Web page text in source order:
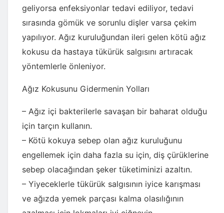
geliyorsa enfeksiyonlar tedavi ediliyor, tedavi
sırasında gömük ve sorunlu dişler varsa çekim
yapılıyor. Ağız kuruluğundan ileri gelen kötü ağız
kokusu da hastaya tükürük salgısını artıracak
yöntemlerle önleniyor.
Ağız Kokusunu Gidermenin Yolları
– Ağız içi bakterilerle savaşan bir baharat olduğu
için tarçın kullanın.
– Kötü kokuya sebep olan ağız kuruluğunu
engellemek için daha fazla su için, diş çürüklerine
sebep olacağından şeker tüketiminizi azaltın.
– Yiyeceklerle tükürük salgısının iyice karışması
ve ağızda yemek parçası kalma olasılığının